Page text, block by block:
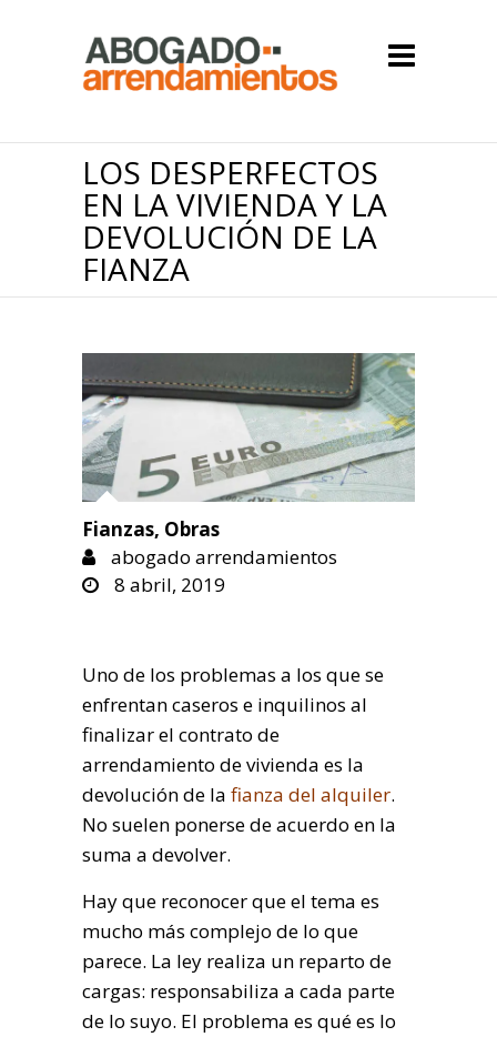
LOS DESPERFECTOS
EN LA VIVIENDA Y LA
DEVOLUCIÓN DE LA
FIANZA
Fianzas, Obras
abogado arrendamientos
8 abril, 2019
Uno de los problemas a los que se
enfrentan caseros e inquilinos al
finalizar el contrato de
arrendamiento de vivienda es la
devolución de la fianza del alquiler.
No suelen ponerse de acuerdo en la
suma a devolver.
Hay que reconocer que el tema es
mucho más complejo de lo que
parece. La ley realiza un reparto de
cargas: responsabiliza a cada parte
de lo suyo. El problema es qué es lo